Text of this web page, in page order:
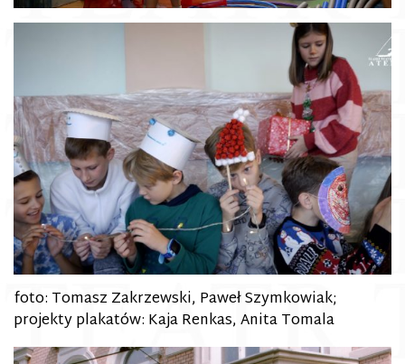
foto: Tomasz Zakrzewski, Paweł Szymkowiak;
projekty plakatów: Kaja Renkas, Anita Tomala